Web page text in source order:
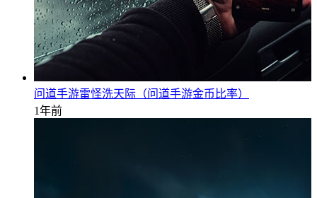
问道手游雷怪洗天际（问道手游金币比率）
1年前